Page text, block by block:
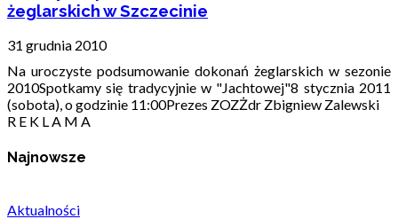
żeglarskich w Szczecinie
31 grudnia 2010
Na uroczyste podsumowanie dokonań żeglarskich w sezonie
2010Spotkamy się tradycyjnie w "Jachtowej"8 stycznia 2011
(sobota), o godzinie 11:00Prezes ZOZŻdr Zbigniew Zalewski
R E K L A M A
Najnowsze
Aktualności